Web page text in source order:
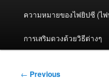
ความหมายของไพ่ยิปซี (ไพ่
การเสริมดวงด้วยวิธีต่างๆ
Post
← Previous